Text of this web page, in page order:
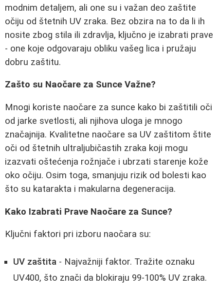
modnim detaljem, ali one su i važan deo zaštite
očiju od štetnih UV zraka. Bez obzira na to da li ih
nosite zbog stila ili zdravlja, ključno je izabrati prave
- one koje odgovaraju obliku vašeg lica i pružaju
dobru zaštitu.
Zašto su Naočare za Sunce Važne?
Mnogi koriste naočare za sunce kako bi zaštitili oči
od jarke svetlosti, ali njihova uloga je mnogo
značajnija. Kvalitetne naočare sa UV zaštitom štite
oči od štetnih ultraljubičastih zraka koji mogu
izazvati oštećenja rožnjače i ubrzati starenje kože
oko očiju. Osim toga, smanjuju rizik od bolesti kao
što su katarakta i makularna degeneracija.
Kako Izabrati Prave Naočare za Sunce?
Ključni faktori pri izboru naočara su:
UV zaštita - Najvažniji faktor. Tražite oznaku
UV400, što znači da blokiraju 99-100% UV zraka.